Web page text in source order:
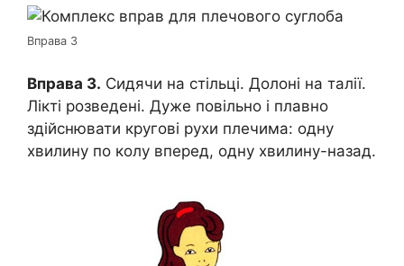
Вправа 3
Вправа 3. Сидячи на стільці. Долоні на талії.
Лікті розведені. Дуже повільно і плавно
здійснювати кругові рухи плечима: одну
хвилину по колу вперед, одну хвилину-назад.